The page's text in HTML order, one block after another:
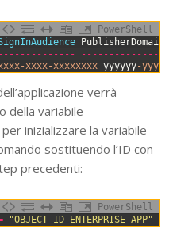
PowerShell
PublisherDomain
-- -- -- -- -- -- -- -- -- -- -- -- -- --
-xxxx-xxxxxxxx yyyyyy-yyyy
verrà
della variabile
per inizializzare la variabile
sostituendo l’ID con
precedenti:
PowerShell
"OBJECT-ID-ENTERPRISE-APP"